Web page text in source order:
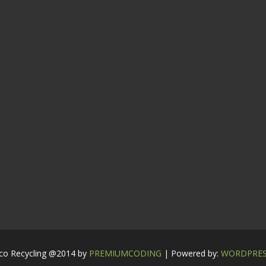
Recycling @2014 by PREMIUMCODING | Powered by: